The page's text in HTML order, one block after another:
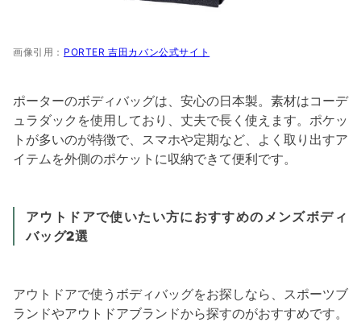
画像引用： PORTER 吉田カバン公式サイト
ポーターのボディバッグは、安心の日本製。素材はコーデ
ュラダックを使用しており、丈夫で長く使えます。ポケッ
トが多いのが特徴で、スマホや定期など、よく取り出すア
イテムを外側のポケットに収納できて便利です。
アウトドアで使いたい方におすすめのメンズボディ
バッグ2選
アウトドアで使うボディバッグをお探しなら、スポーツブ
ランドやアウトドアブランドから探すのがおすすめです。